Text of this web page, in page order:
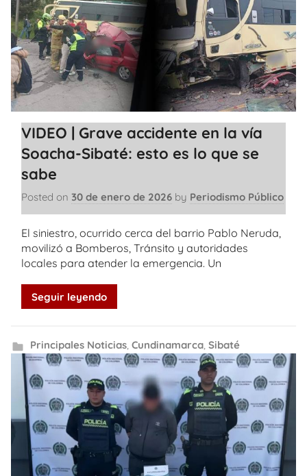
VIDEO | Grave accidente en la vía
Soacha-Sibaté: esto es lo que se
sabe
Posted on 30 de enero de 2026 by Periodismo Público
El siniestro, ocurrido cerca del barrio Pablo Neruda,
movilizó a Bomberos, Tránsito y autoridades
locales para atender la emergencia. Un
Seguir leyendo
Principales Noticias, Cundinamarca, Sibaté